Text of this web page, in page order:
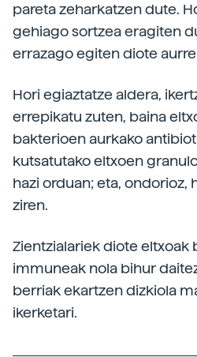
pareta zeharkatzen dute.
gehiago sortzea eragiten
errazago egiten diote
Hori egiaztatze aldera,
errepikatu zuten, baina
bakterioen aurkako
kutsatutako eltxoen
hazi orduan; eta, ondorioz,
ziren.
Zientzialariek diote eltxoak
immuneak nola bihur
berriak ekartzen dizkiola
ikerketari.